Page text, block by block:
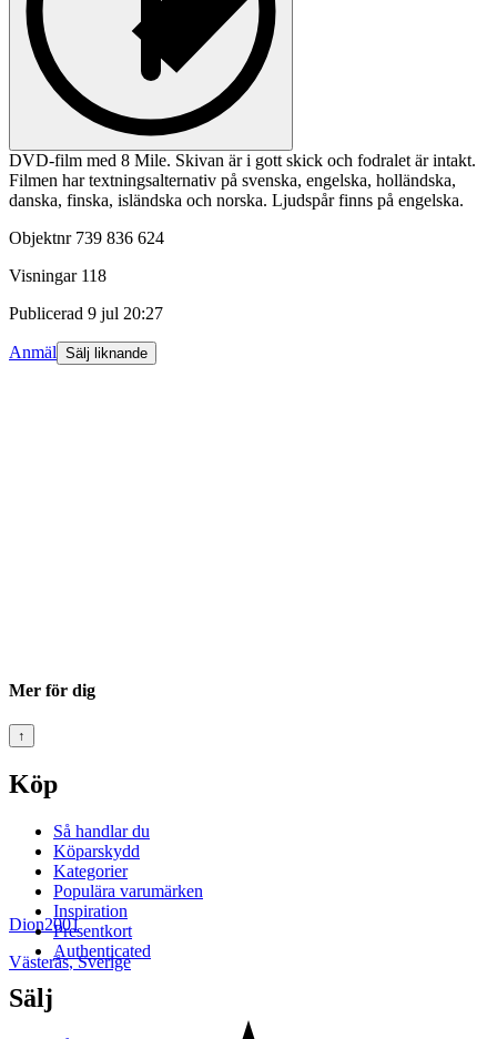
DVD-film med 8 Mile. Skivan är i gott skick och fodralet är intakt.
Filmen har textningsalternativ på svenska, engelska, holländska,
danska, finska, isländska och norska. Ljudspår finns på engelska.
Objektnr 739 836 624
Visningar 118
Publicerad 9 jul 20:27
Anmäl Sälj liknande
Dion2001
Västerås,Sverige
Mer för dig
↑
Köp
Så handlar du
Köparskydd
Kategorier
Populära varumärken
Inspiration
Presentkort
Authenticated
Sälj